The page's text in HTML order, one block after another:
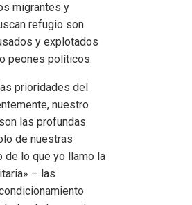
migrantes y
refugio son
​​y explotados
peones políticos.
prioridades del
nuestro
las profundas
de nuestras
de lo que yo llamo la
– las